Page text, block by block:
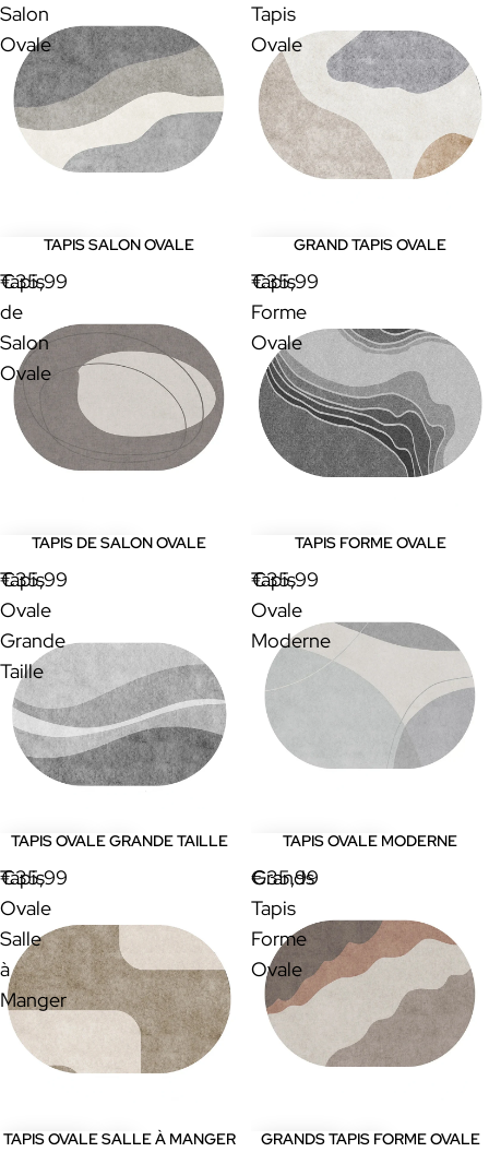
Salon
Ovale
TAPIS SALON OVALE
Tapis
Ovale
GRAND TAPIS OVALE
Tapis
de
Salon
Ovale
€35,99
TAPIS DE SALON OVALE
Tapis
Forme
Ovale
€35,99
TAPIS FORME OVALE
Tapis
Ovale
Grande
Taille
€35,99
TAPIS OVALE GRANDE TAILLE
Tapis
Ovale
Moderne
€35,99
TAPIS OVALE MODERNE
Tapis
Ovale
Salle
à
Manger
€35,99
TAPIS OVALE SALLE À MANGER
Grands
Tapis
Forme
Ovale
€35,99
GRANDS TAPIS FORME OVALE